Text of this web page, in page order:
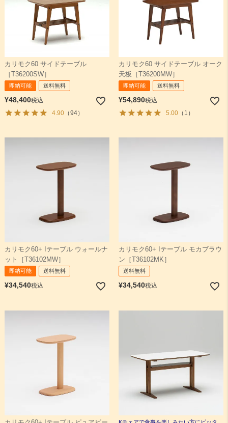
カリモク60 サイドテーブル
［T36200SW］
即納可能 送料無料
¥48,400税込
4.90（94）
カリモク60 サイドテーブル オーク
天板［T36200MW］
即納可能 送料無料
¥54,890税込
5.00（1）
カリモク60+ Iテーブル ウォールナ
ット［T36102MW］
即納可能 送料無料
¥34,540税込
カリモク60+ Iテーブル モカブラウ
ン［T36102MK］
送料無料
¥34,540税込